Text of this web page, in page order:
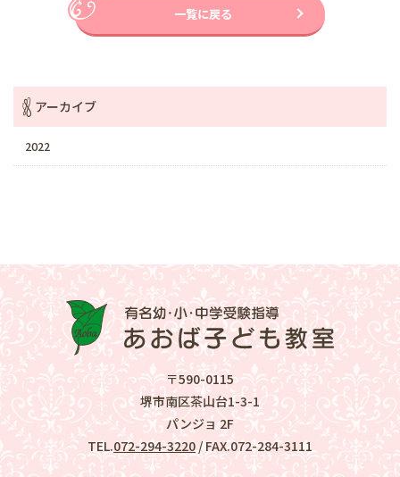
一覧に戻る
アーカイブ
2022
〒590-0115
堺市南区茶山台1-3-1
パンジョ 2F
TEL.072-294-3220 / FAX.072-284-3111